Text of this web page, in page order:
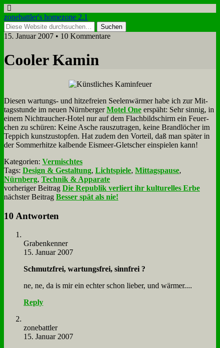
zonebattler's homezone 2.1
15. Januar 2007 • 10 Kommentare
Coo­ler Ka­min
Die­sen war­tungs- und hit­ze­frei­en See­len­wär­mer ha­be ich zur Mit­
tags­stun­de im neu­en Nürn­ber­gerMo­tel One er­späht: Sehr sin­nig, in
ei­nem Nicht­rau­cher-Ho­tel nur auf dem Flach­bild­schirm ein Feu­er­
chen zu schü­ren: Kei­ne Asche raus­zu­tra­gen, kei­ne Brand­lö­cher im
Tep­pich kunst­zu­stop­fen. Hat zu­dem den Vor­teil, daß man spä­ter in
der Som­mer­hit­ze kal­ben­de Eis­meer-Glet­scher ein­spie­len kann!
Kategorien: Vermischtes
Tags: Design & Gestaltung, Lichtspiele, Mittagspause,
Nürnberg, Technik & Apparate
vorheriger Beitrag Die Republik verliert ihr kulturelles Erbe
nächster Beitrag Besser spät als nie!
10 Antworten
Gra­ben­ken­ner
15. Januar 2007
Schmutz­frei, war­tungs­frei, sinn­frei ?
ne, ne, da is mir ein ech­ter schon lie­ber, und wär­mer....
Reply
zone­batt­ler
15. Januar 2007